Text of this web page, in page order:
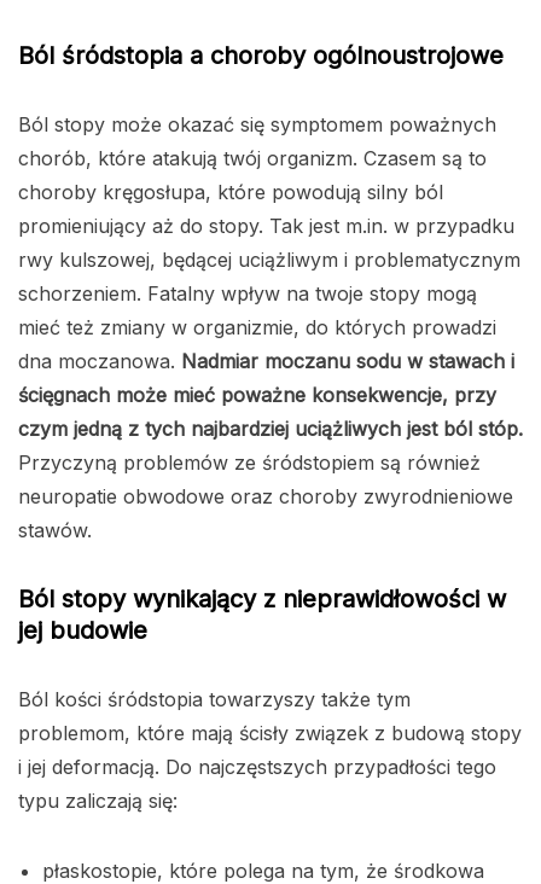
Ból śródstopia a choroby ogólnoustrojowe
Ból stopy może okazać się symptomem poważnych
chorób, które atakują twój organizm. Czasem są to
choroby kręgosłupa, które powodują silny ból
promieniujący aż do stopy. Tak jest m.in. w przypadku
rwy kulszowej, będącej uciążliwym i problematycznym
schorzeniem. Fatalny wpływ na twoje stopy mogą
mieć też zmiany w organizmie, do których prowadzi
dna moczanowa. Nadmiar moczanu sodu w stawach i
ścięgnach może mieć poważne konsekwencje, przy
czym jedną z tych najbardziej uciążliwych jest ból stóp.
Przyczyną problemów ze śródstopiem są również
neuropatie obwodowe oraz choroby zwyrodnieniowe
stawów.
Ból stopy wynikający z nieprawidłowości w
jej budowie
Ból kości śródstopia towarzyszy także tym
problemom, które mają ścisły związek z budową stopy
i jej deformacją. Do najczęstszych przypadłości tego
typu zaliczają się:
płaskostopie, które polega na tym, że środkowa